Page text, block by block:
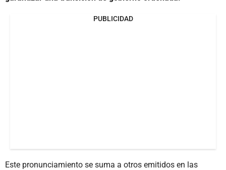
PUBLICIDAD
Este pronunciamiento se suma a otros emitidos en las